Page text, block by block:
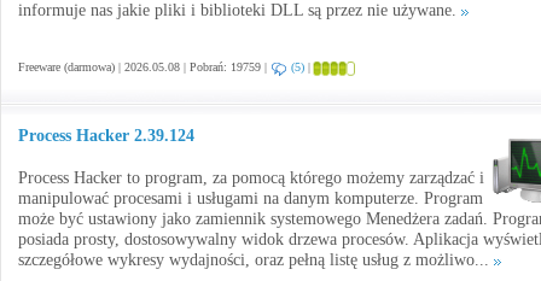
informuje nas jakie pliki i biblioteki DLL są przez nie używane.
Freeware (darmowa) | 2026.05.08 | Pobrań: 19759 | (5) |
Process Hacker 2.39.124
Process Hacker to program, za pomocą którego możemy zarządzać i
manipulować procesami i usługami na danym komputerze. Program
może być ustawiony jako zamiennik systemowego Menedżera zadań.
posiada prosty, dostosowywalny widok drzewa procesów. Aplikacja
szczegółowe wykresy wydajności, oraz pełną listę usług z możliwo...